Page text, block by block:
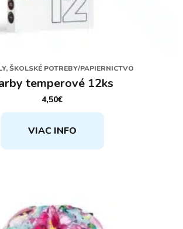
ŠKOLSKÉ POTREBY/PAPIERNICTVO
temperové 12ks
4,50€
VIAC INFO